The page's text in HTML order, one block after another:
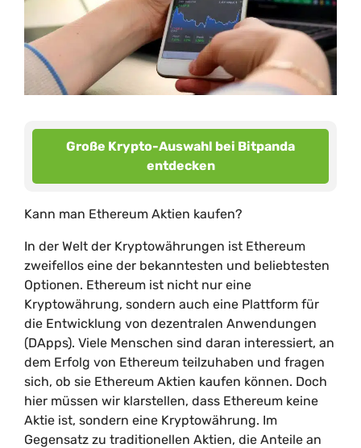
Große Krypto-Auswahl bei Bitpanda
entdecken
Kann man Ethereum Aktien kaufen?
In der Welt der Kryptowährungen ist Ethereum
zweifellos eine der bekanntesten und beliebtesten
Optionen. Ethereum ist nicht nur eine
Kryptowährung, sondern auch eine Plattform für
die Entwicklung von dezentralen Anwendungen
(DApps). Viele Menschen sind daran interessiert, an
dem Erfolg von Ethereum teilzuhaben und fragen
sich, ob sie Ethereum Aktien kaufen können. Doch
hier müssen wir klarstellen, dass Ethereum keine
Aktie ist, sondern eine Kryptowährung. Im
Gegensatz zu traditionellen Aktien, die Anteile an